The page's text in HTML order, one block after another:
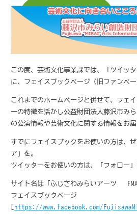
この度、芸術文化事業課では、「ツイッ
に、フェイスブックページ（旧ファンペ
これまでのホームページと併せて、フェ
ーの特徴を活かし公益財団法人藤沢市み
の公演情報や芸術文化に関する情報をお届
すでにフェイスブックをお使いの方は、
ア」を。
ツイッターをお使いの方は、「フォロー
サイト名は「ふじさわみらいアーツ –
フェイスブックページ
https://www.facebook.com/